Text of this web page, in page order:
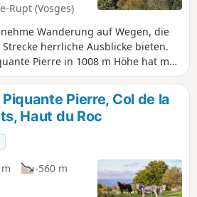
Rupt (Vosges)
Wanderung auf Wegen, die
herrliche Ausblicke bieten.
Pierre in 1008 m Höhe hat man
einen Teil des Vogesenvorlandes
Moselotte-Tals sowie auf das
Der Abstieg führt durch das
wo die Aussicht ebenfalls
letzten Aussichtspunkt
Haut de Fouchure.
Pierre, Col de la
Haut du Roc
-560 m